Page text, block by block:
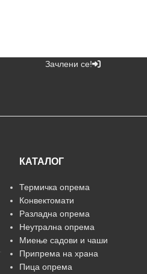
Зачлени се!
КАТАЛОГ
Термичка опрема
Конвектомати
Разладна опрема
Неутрална опрема
Миење садови и чаши
Припрема на храна
Пица опрема